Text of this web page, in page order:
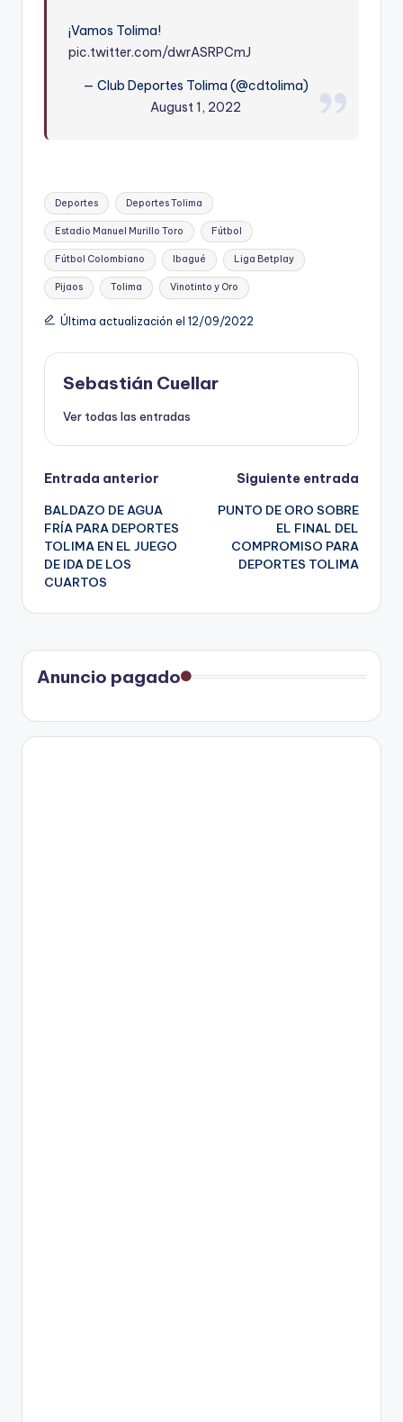
¡Vamos Tolima!
pic.twitter.com/dwrASRPCmJ
— Club Deportes Tolima (@cdtolima)
August 1, 2022
Etiquetas:
Deportes Deportes Tolima
Estadio Manuel Murillo Toro Fútbol
Fútbol Colombiano Ibagué Liga Betplay
Pijaos Tolima Vinotinto y Oro
Última actualización el 12/09/2022
Sebastián Cuellar
Ver todas las entradas
Navegación
de
entradas
Entrada anterior
BALDAZO DE AGUA
FRÍA PARA DEPORTES
TOLIMA EN EL JUEGO
DE IDA DE LOS
CUARTOS
Siguiente entrada
PUNTO DE ORO SOBRE
EL FINAL DEL
COMPROMISO PARA
DEPORTES TOLIMA
Anuncio pagado